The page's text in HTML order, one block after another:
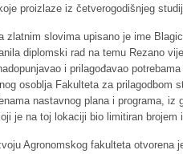
proizlaze iz četverogodišnjeg
zlatnim slovima upisano je ime
diplomski rad na temu Rezano
i prilagođavao
osoblja Fakulteta za prilagodbom
nastavnog plana i programa,
je na toj lokaciji bio limitiran
Agronomskog fakulteta